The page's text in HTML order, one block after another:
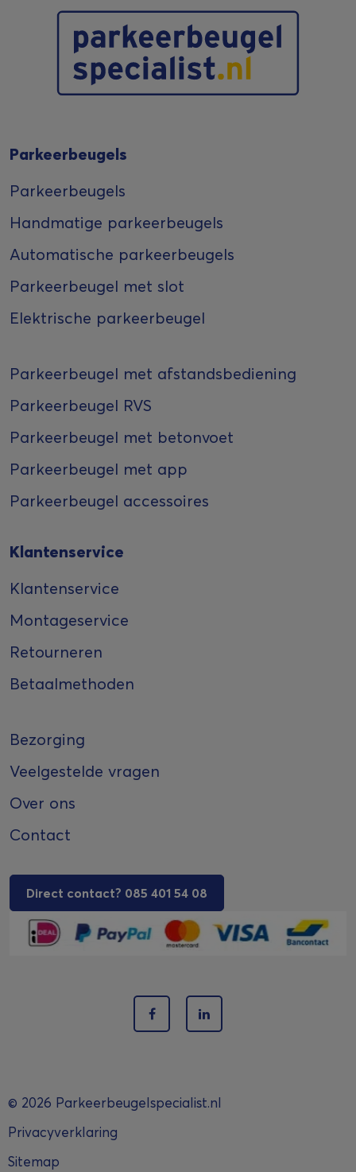
Parkeerbeugels
Parkeerbeugels
Handmatige parkeerbeugels
Automatische parkeerbeugels
Parkeerbeugel met slot
Elektrische parkeerbeugel
Parkeerbeugel met afstandsbediening
Parkeerbeugel RVS
Parkeerbeugel met betonvoet
Parkeerbeugel met app
Parkeerbeugel accessoires
Klantenservice
Klantenservice
Montageservice
Retourneren
Betaalmethoden
Bezorging
Veelgestelde vragen
Over ons
Contact
Direct contact? 085 401 54 08
© 2026 Parkeerbeugelspecialist.nl
Privacyverklaring
Sitemap